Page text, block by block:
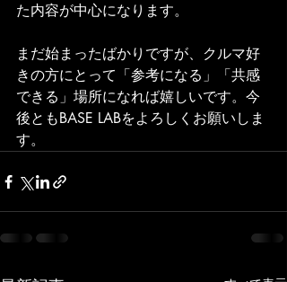
た内容が中心になります。
まだ始まったばかりですが、クルマ好
きの方にとって「参考になる」「共感
できる」場所になれば嬉しいです。今
後ともBASE LABをよろしくお願いしま
す。